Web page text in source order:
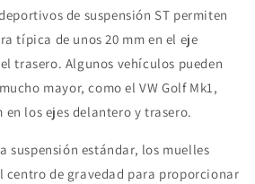
de suspensión ST permiten
típica de unos 20 mm en el eje
trasero. Algunos vehículos pueden
mayor, como el VW Golf Mk1,
en los ejes delantero y trasero.
suspensión estándar, los muelles
centro de gravedad para proporcionar